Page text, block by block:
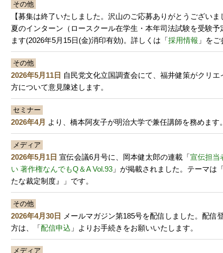
その他
【募集は終了いたしました。沢山のご応募ありがとうござい
夏のインターン（ロースクール在学生・本年司法試験を受験予
ます(2026年5月15日(金)消印有効)。詳しくは「採用情報 」を
その他
2026年5月11日 自民党文化立国調査会にて、福井健策がクリ
方について意見陳述します。
セミナー
2026年4月 より、橋本阿友子が明治大学で兼任講師を務めます
メディア
2026年5月1日 宣伝会議6月号に、岡本健太郎の連載「宣伝担当
い 著作権なんでもQ＆A Vol.93 」が掲載されました。テーマは
たな裁定制度』」です。
その他
2026年4月30日
メールマガジン第185号を配信しました。配信
方は、「配信申込 」よりお手続きをお願いいたします。
メディア